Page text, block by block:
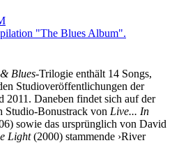
Blues-Trilogie enthält 14 Songs,
Studioveröffentlichungen der
2011. Daneben findet sich auf der
Studio-Bonustrack von Live... In
sowie das ursprünglich von David
Light(2000) stammende ›River